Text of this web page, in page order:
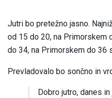
Jutri bo pretežno jasno.
od 15 do 20, na Primorskem
do 34, na Primorskem do 36
Prevladovalo bo sončno in
Dobro jutro, danes